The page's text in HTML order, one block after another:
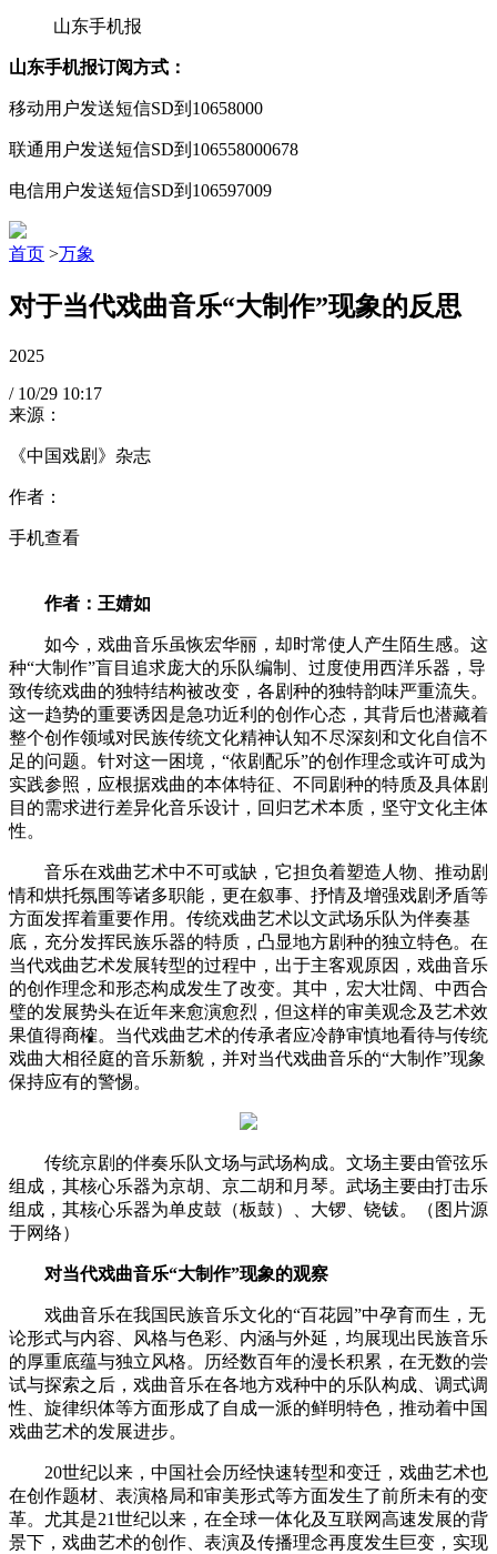
山东手机报
山东手机报订阅方式：
移动用户发送短信SD到10658000
联通用户发送短信SD到106558000678
电信用户发送短信SD到106597009
首页 >万象
对于当代戏曲音乐“大制作”现象的反思
2025
/ 10/29 10:17
来源：
《中国戏剧》杂志
作者：
手机查看
作者：王婧如
如今，戏曲音乐虽恢宏华丽，却时常使人产生陌生感。这
种“大制作”盲目追求庞大的乐队编制、过度使用西洋乐器，导
致传统戏曲的独特结构被改变，各剧种的独特韵味严重流失。
这一趋势的重要诱因是急功近利的创作心态，其背后也潜藏着
整个创作领域对民族传统文化精神认知不尽深刻和文化自信不
足的问题。针对这一困境，“依剧配乐”的创作理念或许可成为
实践参照，应根据戏曲的本体特征、不同剧种的特质及具体剧
目的需求进行差异化音乐设计，回归艺术本质，坚守文化主体
性。
音乐在戏曲艺术中不可或缺，它担负着塑造人物、推动剧
情和烘托氛围等诸多职能，更在叙事、抒情及增强戏剧矛盾等
方面发挥着重要作用。传统戏曲艺术以文武场乐队为伴奏基
底，充分发挥民族乐器的特质，凸显地方剧种的独立特色。在
当代戏曲艺术发展转型的过程中，出于主客观原因，戏曲音乐
的创作理念和形态构成发生了改变。其中，宏大壮阔、中西合
璧的发展势头在近年来愈演愈烈，但这样的审美观念及艺术效
果值得商榷。当代戏曲艺术的传承者应冷静审慎地看待与传统
戏曲大相径庭的音乐新貌，并对当代戏曲音乐的“大制作”现象
保持应有的警惕。
传统京剧的伴奏乐队文场与武场构成。文场主要由管弦乐
组成，其核心乐器为京胡、京二胡和月琴。武场主要由打击乐
组成，其核心乐器为单皮鼓（板鼓）、大锣、铙钹。（图片源
于网络）
对当代戏曲音乐“大制作”现象的观察
戏曲音乐在我国民族音乐文化的“百花园”中孕育而生，无
论形式与内容、风格与色彩、内涵与外延，均展现出民族音乐
的厚重底蕴与独立风格。历经数百年的漫长积累，在无数的尝
试与探索之后，戏曲音乐在各地方戏种中的乐队构成、调式调
性、旋律织体等方面形成了自成一派的鲜明特色，推动着中国
戏曲艺术的发展进步。
20世纪以来，中国社会历经快速转型和变迁，戏曲艺术也
在创作题材、表演格局和审美形式等方面发生了前所未有的变
革。尤其是21世纪以来，在全球一体化及互联网高速发展的背
景下，戏曲艺术的创作、表演及传播理念再度发生巨变，实现